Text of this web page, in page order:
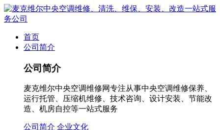
首页
公司简介
公司简介
麦克维尔中央空调维修网专注从事中央空调维修保养、
运行托管、压缩机维修、技术咨询、设计安装、节能改
造、机房自控等一站式服务
公司简介 企业文化